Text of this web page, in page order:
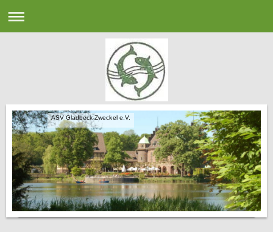
ASV Gladbeck-Zweckel e.V.